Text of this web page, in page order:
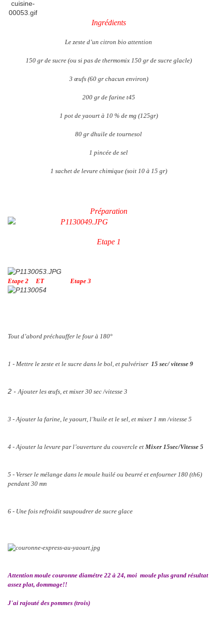
Ingrédients
Le zeste d’un citron bio attention
150 gr de sucre (ou si pas de thermomix 150 gr de sucre glacle)
3 œufs (60 gr chacun environ)
200 gr de farine t45
1 pot de yaourt à 10 % de mg (125gr)
80 gr dhuile de tournesol
1 pincée de sel
1 sachet de levure chimique (soit 10 à 15 gr)
Préparation
Etape 1
Etape 2 ET Etape 3
Tout d’abord préchauffer le four à 180°
1 - Mettre le zeste et le sucre dans le bol, et pulvériser 15 sec/ vitesse 9
2 - Ajouter les œufs, et mixer 30 sec /vitesse 3
3 - Ajouter la farine, le yaourt, l’huile et le sel, et mixer 1 mn /vitesse 5
4 - Ajouter la levure par l’ouverture du couvercle et Mixer 15sec/Vitesse 5
5 - Verser le mélange dans le moule huilé ou beurré et enfourner 180 (th6)
pendant 30 mn
6 - Une fois refroidit saupoudrer de sucre glace
Attention moule couronne diamétre 22 à 24, moi moule plus grand résultat
assez plat, dommage!!
J'ai rajouté des pommes (trois)